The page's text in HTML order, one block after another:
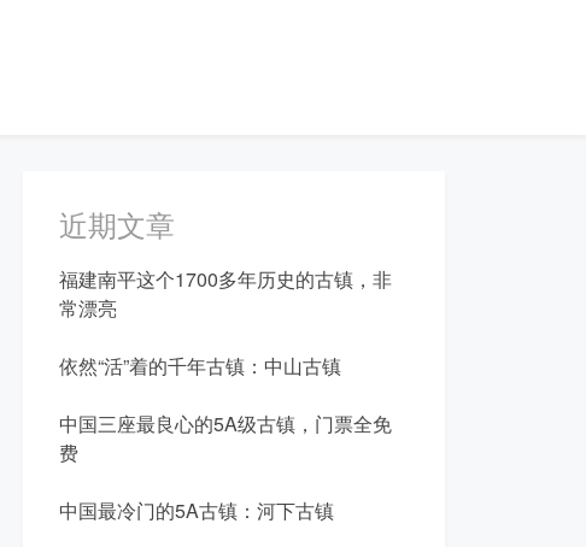
近期文章
福建南平这个1700多年历史的古镇，非
常漂亮
依然“活”着的千年古镇：中山古镇
中国三座最良心的5A级古镇，门票全免
费
中国最冷门的5A古镇：河下古镇